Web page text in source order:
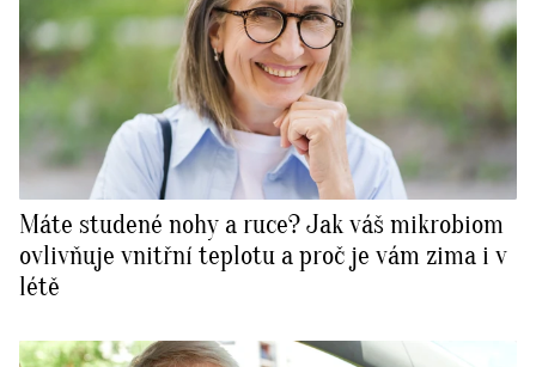
Máte studené nohy a ruce? Jak váš mikrobiom
ovlivňuje vnitřní teplotu a proč je vám zima i v
létě